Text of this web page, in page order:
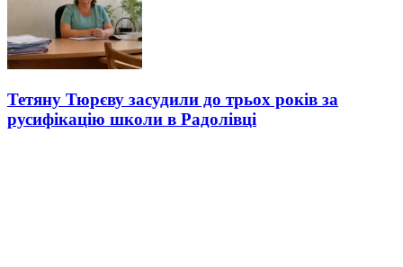
Тетяну Тюрєву засудили до трьох років за
русифікацію школи в Радолівці